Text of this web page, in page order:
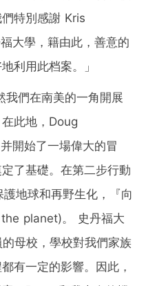
特別感謝 Kris
大學，籍由此，善意的
利用此档案。」
我們在南美的一角開展
此地，Doug
開始了一場偉大的冒
了基礎。在第二步行動
地球和再野生化，『向
planet)。 史丹福大
母校，學校對我們家族
有一定的影響。因此，